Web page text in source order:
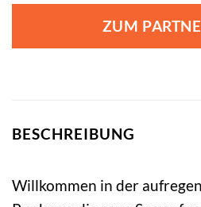
ZUM
BESCHREIBUNG
Willkommen in der